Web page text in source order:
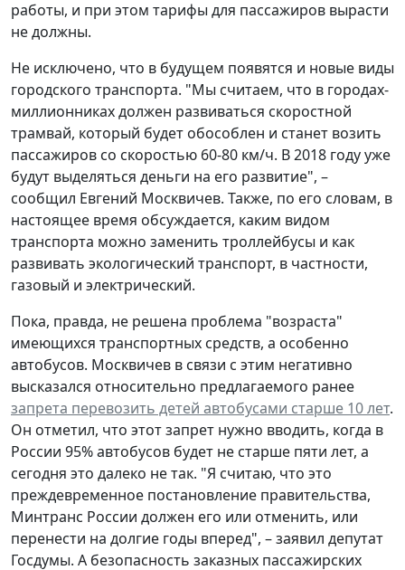
работы, и при этом тарифы для пассажиров вырасти
не должны.
Не исключено, что в будущем появятся и новые виды
городского транспорта. "Мы считаем, что в городах-
миллионниках должен развиваться скоростной
трамвай, который будет обособлен и станет возить
пассажиров со скоростью 60-80 км/ч. В 2018 году уже
будут выделяться деньги на его развитие", –
сообщил Евгений Москвичев. Также, по его словам, в
настоящее время обсуждается, каким видом
транспорта можно заменить троллейбусы и как
развивать экологический транспорт, в частности,
газовый и электрический.
Пока, правда, не решена проблема "возраста"
имеющихся транспортных средств, а особенно
автобусов. Москвичев в связи с этим негативно
высказался относительно предлагаемого ранее
запрета перевозить детей автобусами старше 10 лет.
Он отметил, что этот запрет нужно вводить, когда в
России 95% автобусов будет не старше пяти лет, а
сегодня это далеко не так. "Я считаю, что это
преждевременное постановление правительства,
Минтранс России должен его или отменить, или
перенести на долгие годы вперед", – заявил депутат
Госдумы. А безопасность заказных пассажирских